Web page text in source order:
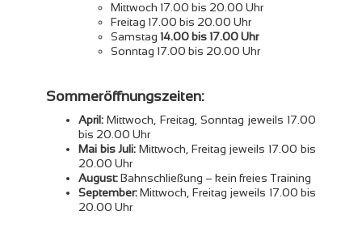
Mittwoch 17.00 bis 20.00 Uhr
Freitag 17.00 bis 20.00 Uhr
Samstag 14.00 bis 17.00 Uhr
Sonntag 17.00 bis 20.00 Uhr
Sommeröffnungszeiten:
April:Mittwoch, Freitag, Sonntag jeweils 17.00
bis 20.00 Uhr
Mai bis Juli:Mittwoch, Freitag jeweils 17.00 bis
20.00 Uhr
August:Bahnschließung – kein freies Training
September:Mittwoch, Freitag jeweils 17.00 bis
20.00 Uhr